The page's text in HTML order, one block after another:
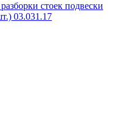
стоек подвески
03.031.17